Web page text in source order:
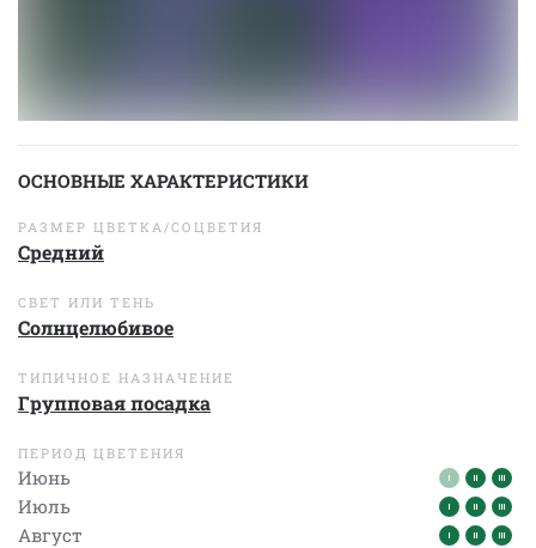
ОСНОВНЫЕ ХАРАКТЕРИСТИКИ
РАЗМЕР ЦВЕТКА/СОЦВЕТИЯ
Средний
СВЕТ ИЛИ ТЕНЬ
Солнцелюбивое
ТИПИЧНОЕ НАЗНАЧЕНИЕ
Групповая посадка
ПЕРИОД ЦВЕТЕНИЯ
Июнь
Июль
Август